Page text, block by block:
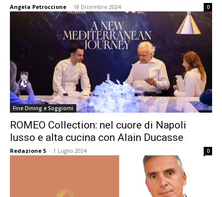
Angela Petroccione - 18 Dicembre 2024 0
Fine Dining e Soggiorni
ROMEO Collection: nel cuore di Napoli
lusso e alta cucina con Alain Ducasse
Redazione 5 - 1 Luglio 2024 0